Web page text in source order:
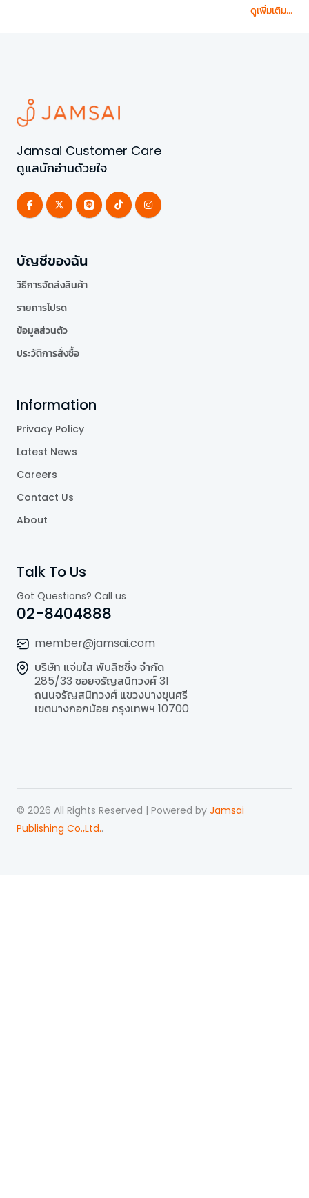
ดูเพิ่มเติม...
Jamsai Customer Care
ดูแลนักอ่านด้วยใจ
บัญชีของฉัน
วิธีการจัดส่งสินค้า
รายการโปรด
ข้อมูลส่วนตัว
ประวัติการสั่งซื้อ
Information
Privacy Policy
Latest News
Careers
Contact Us
About
Talk To Us
Got Questions? Call us
02-8404888
member@jamsai.com
บริษัท แจ่มใส พับลิชชิ่ง จำกัด
285/33 ซอยจรัญสนิทวงศ์ 31
ถนนจรัญสนิทวงศ์ แขวงบางขุนศรี
เขตบางกอกน้อย กรุงเทพฯ 10700
© 2026 All Rights Reserved | Powered by Jamsai
Publishing Co.,Ltd..